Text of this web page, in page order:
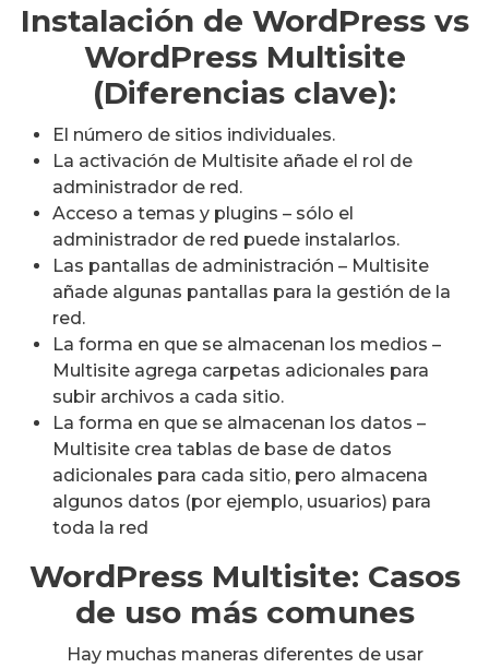
Instalación de WordPress vs
WordPress Multisite
(Diferencias clave):
El número de sitios individuales.
La activación de Multisite añade el rol de
administrador de red.
Acceso a temas y plugins – sólo el
administrador de red puede instalarlos.
Las pantallas de administración – Multisite
añade algunas pantallas para la gestión de la
red.
La forma en que se almacenan los medios –
Multisite agrega carpetas adicionales para
subir archivos a cada sitio.
La forma en que se almacenan los datos –
Multisite crea tablas de base de datos
adicionales para cada sitio, pero almacena
algunos datos (por ejemplo, usuarios) para
toda la red
WordPress Multisite: Casos
de uso más comunes
Hay muchas maneras diferentes de usar